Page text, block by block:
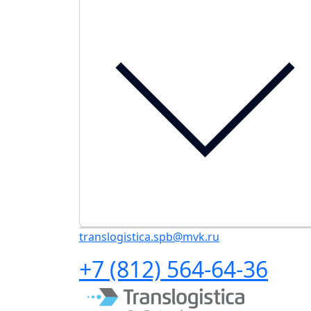
translogistica.spb@mvk.ru
+7 (812) 564-64-36